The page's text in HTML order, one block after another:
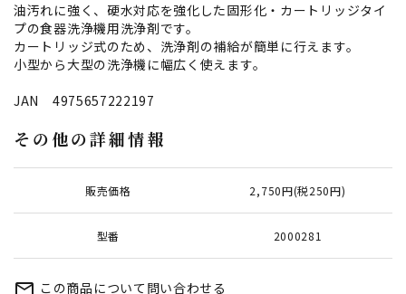
油汚れに強く、硬水対応を強化した固形化・カートリッジタイ
プの食器洗浄機用洗浄剤です。
カートリッジ式のため、洗浄剤の補給が簡単に行えます。
小型から大型の洗浄機に幅広く使えます。
JAN 4975657222197
その他の詳細情報
販売価格 2,750円(税250円)
型番 2000281
この商品について問い合わせる